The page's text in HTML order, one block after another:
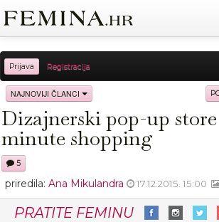
Prijava Registracija
Sreća Zdravlje
Moda Ljubav Relax
Proizvodi
NAJNOVIJI ČLANCI
Dizajnerski pop-up
minute shopping
5
priredila: Ana Mikulandra 17.12.2015. 15:00
PRATITE FEMINU